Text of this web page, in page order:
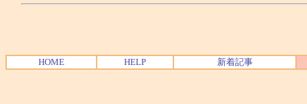
HOME HELP 新着記事